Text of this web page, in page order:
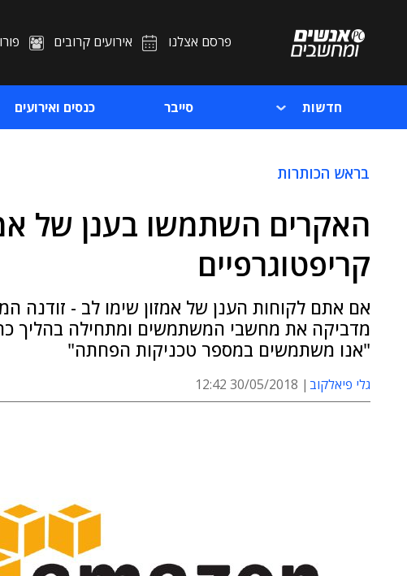
פרסם אצלנו אירועים קרובים
חדשות סייבר כנסים ואירועים
בראש הכותרות
האקרים השתמשו בענן של
קריפטוגרפיים
מדביקה את מחשבי המשתמשים ומתחילה בהליך
"אנו משתמשים במספר טכניקות הפחתה"
גלי פיאלקוב 30/05/2018 12:42